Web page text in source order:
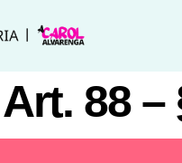
88 –